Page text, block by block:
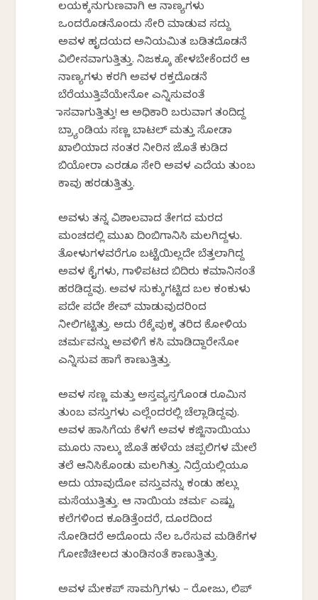
ಲಯಕ್ಕನುಗುಣವಾಗಿ ಆ ನಾಣ್ಯಗಳು
ಒಂದರೊಡನೊಂದು ಸೇರಿ ಮಾಡುವ ಸದ್ದು
ಅವಳ ಹೃದಯದ ಅನಿಯಮಿತ ಬಡಿತದೊಡನೆ
ವಿಲೀನವಾಗುತ್ತಿತ್ತು. ನಿಜಕ್ಕೂ ಹೇಳಬೇಕೆಂದರೆ ಆ
ನಾಣ್ಯಗಳು ಕರಗಿ ಅವಳ ರಕ್ತದೊಡನೆ
ಬೆರೆಯುತ್ತಿವೆಯೇನೋ ಎನ್ನಿಸುವಂತೆ
ಭಾಸವಾಗುತ್ತಿತ್ತು! ಆ ಅಧಿಕಾರಿ ಬರುವಾಗ ತಂದಿದ್ದ
ಬ್ರ್ಯಾಂಡಿಯ ಸಣ್ಣ ಬಾಟಲ್ ಮತ್ತು ಸೋಡಾ
ಖಾಲಿಯಾದ ನಂತರ ನೀರಿನ ಜೊತೆ ಕುಡಿದ
ಬಿಯೋರಾ ಎರಡೂ ಸೇರಿ ಅವಳ ಎದೆಯ ತುಂಬ
ಕಾವು ಹರಡುತ್ತಿತ್ತು.
ಅವಳು ತನ್ನ ವಿಶಾಲವಾದ ತೇಗದ ಮರದ
ಮಂಚದಲ್ಲಿ ಮುಖ ದಿಂಬಿಗಾನಿಸಿ ಮಲಗಿದ್ದಳು.
ತೋಳುಗಳವರೆಗೂ ಬಟ್ಟೆಯಿಲ್ಲದೇ ಬೆತ್ತಲಾಗಿದ್ದ
ಅವಳ ಕೈಗಳು, ಗಾಳಿಪಟದ ಬಿದಿರು ಕಮಾನಿನಂತೆ
ಹರಡಿದ್ದವು. ಅವಳ ಸುಕ್ಕುಗಟ್ಟಿದ ಬಲ ಕಂಕುಳು
ಪದೇ ಪದೇ ಶೇವ್ ಮಾಡುವುದರಿಂದ
ನೀಲಿಗಟ್ಟಿತ್ತು. ಅದು ರೆಕ್ಕೆಪುಕ್ಕ ತರಿದ ಕೋಳಿಯ
ಚರ್ಮವನ್ನು ಅವಳಿಗೆ ಕಸಿ ಮಾಡಿದ್ದಾರೇನೋ
ಎನ್ನಿಸುವ ಹಾಗೆ ಕಾಣುತ್ತಿತ್ತು.
ಅವಳ ಸಣ್ಣ ಮತ್ತು ಅಸ್ತವ್ಯಸ್ತಗೊಂಡ ರೂಮಿನ
ತುಂಬ ವಸ್ತುಗಳು ಎಲ್ಲೆಂದರಲ್ಲಿ ಚೆಲ್ಲಾಡಿದ್ದವು.
ಅವಳ ಹಾಸಿಗೆಯ ಕೆಳಗೆ ಅವಳ ಕಜ್ಜಿನಾಯಿಯು
ಮೂರು ನಾಲ್ಕು ಜೊತೆ ಹಳೆಯ ಚಪ್ಪಲಿಗಳ ಮೇಲೆ
ತಲೆ ಆನಿಸಿಕೊಂಡು ಮಲಗಿತ್ತು. ನಿದ್ರೆಯಲ್ಲಿಯೂ
ಅದು ಯಾವುದೋ ವಸ್ತುವನ್ನು ಕಂಡು ಹಲ್ಲು
ಮಸೆಯುತ್ತಿತ್ತು. ಆ ನಾಯಿಯ ಚರ್ಮ ಎಷ್ಟು
ಕಲೆಗಳಿಂದ ಕೂಡಿತ್ತೆಂದರೆ, ದೂರದಿಂದ
ನೋಡಿದರೆ ಅದೊಂದು ನೆಲ ಒರೆಸುವ ಮಡಿಕೆಗಳ
ಗೋಣಿಚೀಲದ ತುಂಡಿನಂತೆ ಕಾಣುತ್ತಿತ್ತು.
ಅವಳ ಮೇಕಪ್ ಸಾಮಗ್ರಿಗಳು – ರೋಜು, ಲಿಪ್